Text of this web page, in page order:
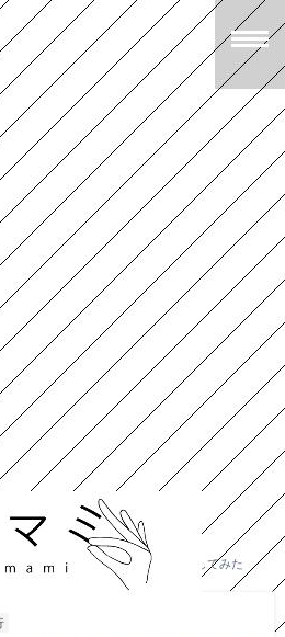
祭でヒトツマミ過去企画をリベンジしてみた